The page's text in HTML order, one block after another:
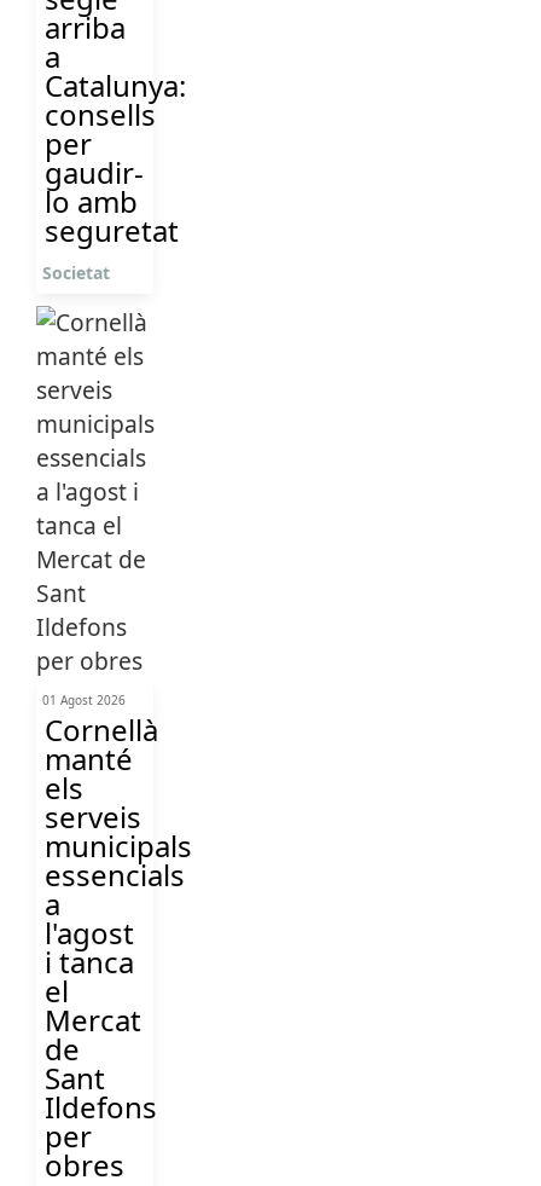
arriba
a
Catalunya:
consells
per
gaudir-
lo amb
seguretat
Societat
01 Agost 2026
Cornellà
manté
els
serveis
municipals
essencials
a
l'agost
i tanca
el
Mercat
de
Sant
Ildefons
per
obres